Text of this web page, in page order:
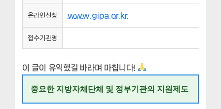
온라인신청 www.gipa.or.kr
접수기관명
이 글이 유익했길 바라며 마칩니다!
중요한 지방자체단체 및 정부기관의 지원제도